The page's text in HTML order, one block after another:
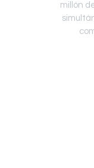
millón